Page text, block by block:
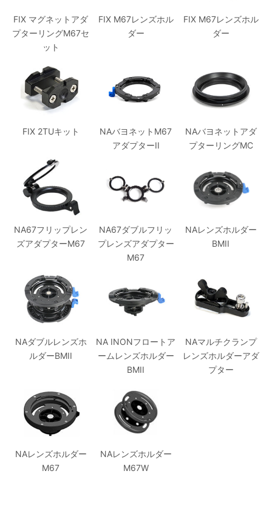
FIX マグネットアダ
プターリングM67セ
ット
FIX M67レンズホル
ダー
FIX M67レンズホル
ダー
FIX 2TUキット
NAバヨネットM67
アダプターII
NAバヨネットアダ
プターリングMC
NA67フリップレン
ズアダプターM67
NA67ダブルフリッ
プレンズアダプター
M67
NAレンズホルダー
BMII
NAダブルレンズホ
ルダーBMII
NA INONフロートア
ームレンズホルダー
BMII
NAマルチクランプ
レンズホルダーアダ
プター
NAレンズホルダー
M67
NAレンズホルダー
M67W